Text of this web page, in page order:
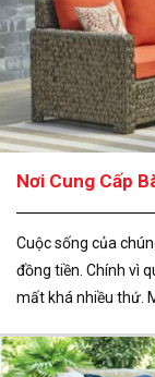
Nơi Cung Cấp
Cuộc sống của
đồng tiền. Chính vì
mất khá nhiều thứ.